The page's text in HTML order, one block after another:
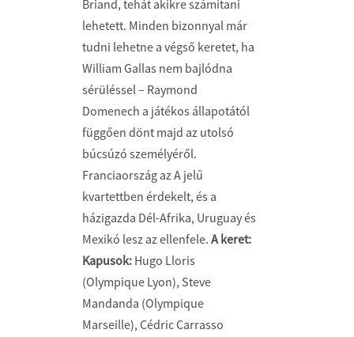
Briand, tehát akikre számítani
lehetett. Minden bizonnyal már
tudni lehetne a végső keretet, ha
William Gallas nem bajlódna
sérüléssel – Raymond
Domenech a játékos állapotától
függően dönt majd az utolsó
búcsúzó személyéről.
Franciaország az A jelű
kvartettben érdekelt, és a
házigazda Dél-Afrika, Uruguay és
Mexikó lesz az ellenfele. A keret:
Kapusok: Hugo Lloris
(Olympique Lyon), Steve
Mandanda (Olympique
Marseille), Cédric Carrasso